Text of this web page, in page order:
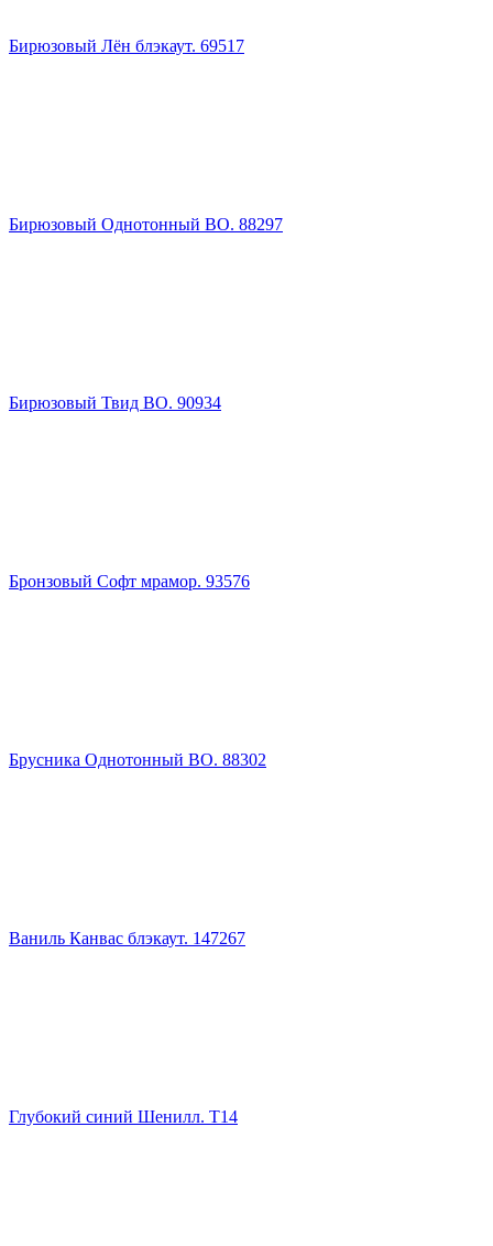
Бирюзовый Лён блэкаут. 69517
Бирюзовый Однотонный BO. 88297
Бирюзовый Твид ВО. 90934
Бронзовый Софт мрамор. 93576
Брусника Однотонный ВО. 88302
Ваниль Канвас блэкаут. 147267
Глубокий синий Шенилл. Т14